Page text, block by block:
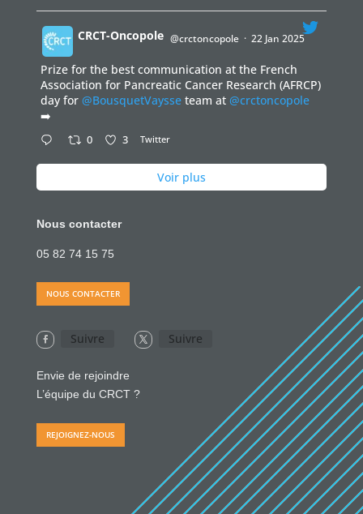
;
CRCT-Oncopole @crctoncopole · 22 Jan 2025
Prize for the best communication at the French
Association for Pancreatic Cancer Research (AFRCP)
day for @BousquetVaysseteam at @crctoncopole
➡️
0 3 Twitter
Voir plus
Nous contacter
05 82 74 15 75
NOUS CONTACTER
Suivre Suivre
Envie de rejoindre
L’équipe du CRCT ?
REJOIGNEZ-NOUS